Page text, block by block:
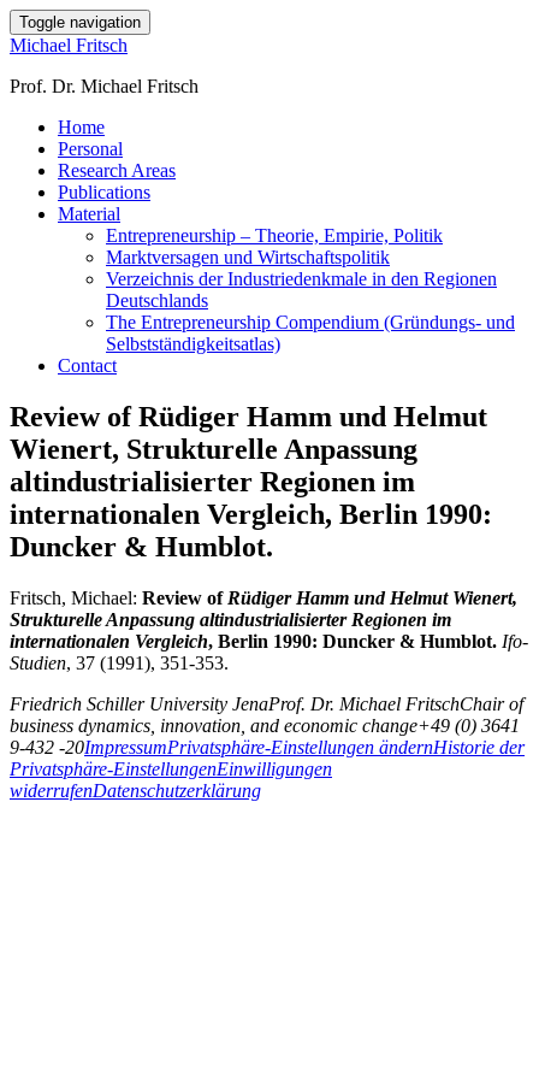
Toggle navigation
Michael Fritsch
Prof. Dr. Michael Fritsch
Home
Personal
Research Areas
Publications
Material
Entrepreneurship – Theorie, Empirie, Politik
Marktversagen und Wirtschaftspolitik
Verzeichnis der Industriedenkmale in den Regionen
Deutschlands
The Entrepreneurship Compendium (Gründungs- und
Selbstständigkeitsatlas)
Contact
Review of Rüdiger Hamm und Helmut
Wienert, Strukturelle Anpassung
altindustrialisierter Regionen im
internatio­na­len Ver­gleich, Berlin 1990:
Duncker & Humblot.
Fritsch, Michael: Review ofRüdiger Hamm und Helmut Wienert,
Strukturelle Anpassung altindustrialisierter Regionen im
internatio­na­len Ver­gleich, Berlin 1990: Duncker & Humblot. Ifo-
Studien, 37 (1991), 351-353.
Friedrich Schiller University JenaProf. Dr. Michael FritschChair of
business dynamics, innovation, and economic change+49 (0) 3641
9-432 -20ImpressumPrivatsphäre-Einstellungen ändernHistorie der
Privatsphäre-EinstellungenEinwilligungen
widerrufenDatenschutzerklärung